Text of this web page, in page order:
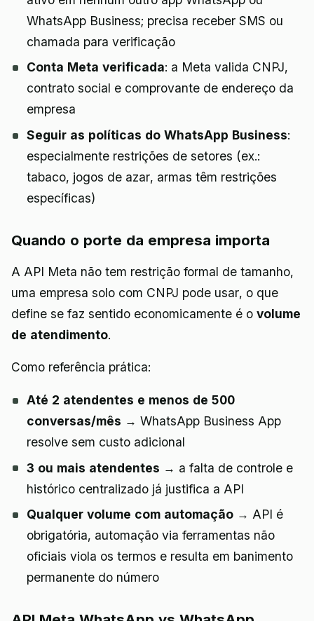
WhatsApp Business; precisa receber SMS ou
chamada para verificação
Conta Meta verificada: a Meta valida CNPJ,
contrato social e comprovante de endereço da
empresa
Seguir as políticas do WhatsApp Business:
especialmente restrições de setores (ex.:
tabaco, jogos de azar, armas têm restrições
específicas)
Quando o porte da empresa importa
A API Meta não tem restrição formal de tamanho,
uma empresa solo com CNPJ pode usar, o que
define se faz sentido economicamente é o volume
de atendimento.
Como referência prática:
Até 2 atendentes e menos de 500
conversas/mês → WhatsApp Business App
resolve sem custo adicional
3 ou mais atendentes → a falta de controle e
histórico centralizado já justifica a API
Qualquer volume com automação→ API é
obrigatória, automação via ferramentas não
oficiais viola os termos e resulta em banimento
permanente do número